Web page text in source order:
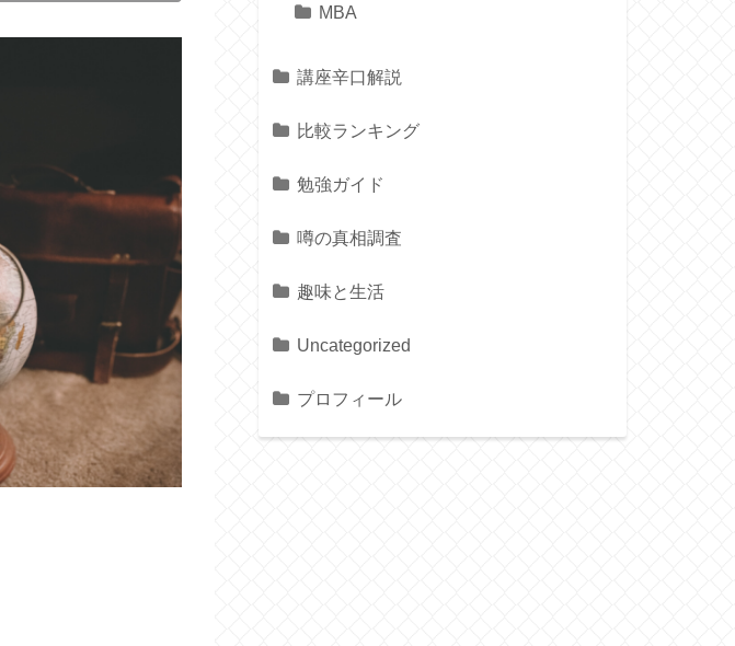
MBA
講座辛口解説
比較ランキング
勉強ガイド
噂の真相調査
趣味と生活
Uncategorized
プロフィール